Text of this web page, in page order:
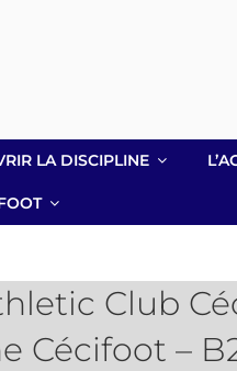
LA DISCIPLINE
Club
Cécifoot –